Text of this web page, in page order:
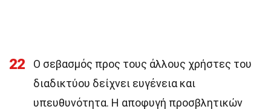
22
Ο σεβασμός προς τους άλλους χρήστες του
διαδικτύου δείχνει ευγένεια και
υπευθυνότητα. Η αποφυγή προσβλητικών